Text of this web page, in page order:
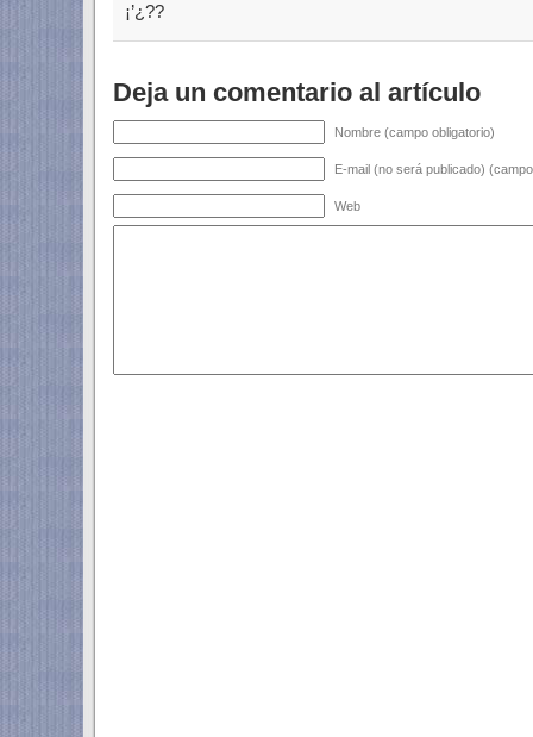
¡’¿??
Deja un comentario al artículo
Nombre (campo obligatorio)
E-mail (no será publicado)
Web